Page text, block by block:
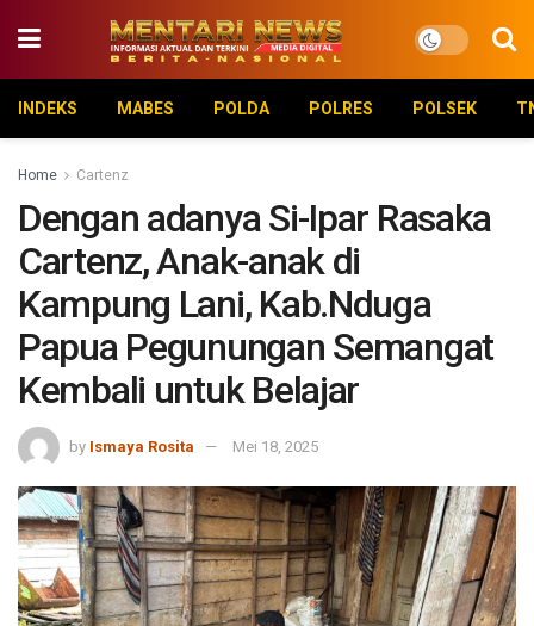
INDEKS MABES POLDA POLRES POLSEK
Home Cartenz
Dengan adanya Si-Ipar Rasaka
Cartenz, Anak-anak di
Kampung Lani, Kab.Nduga
Papua Pegunungan Semangat
Kembali untuk Belajar
by Ismaya Rosita Mei 18, 2025